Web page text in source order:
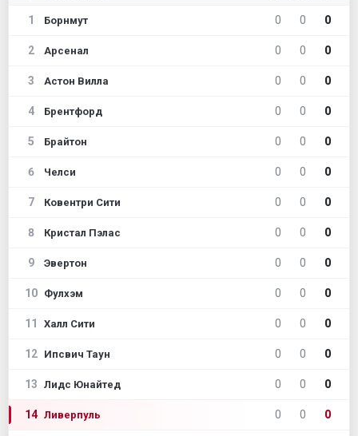
1 Борнмут 0 0 0
2 Арсенал 0 0 0
3 Астон Вилла 0 0 0
4 Брентфорд 0 0 0
5 Брайтон 0 0 0
6 Челси 0 0 0
7 Ковентри Сити 0 0 0
8 Кристал Пэлас 0 0 0
9 Эвертон 0 0 0
10 Фулхэм 0 0 0
11 Халл Сити 0 0 0
12 Ипсвич Таун 0 0 0
13 Лидс Юнайтед 0 0 0
14 Ливерпуль 0 0 0